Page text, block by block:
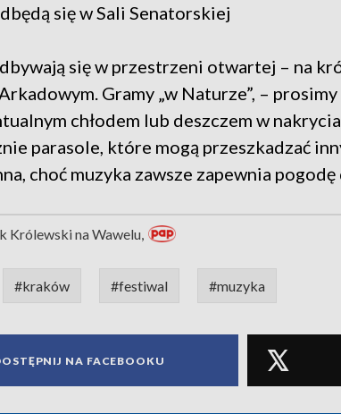
się w Sali Senatorskiej
się w przestrzeni otwartej – na
Gramy „w Naturze”, –
chłodem lub deszczem w
parasole, które mogą przeszkadzać
choć muzyka zawsze zapewnia pogodę
Królewski na Wawelu,
#kraków #festiwal #muzyka
NA FACEBOOKU